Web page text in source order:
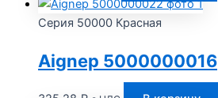
Серия 50000 Красная
Aignep 5000000016